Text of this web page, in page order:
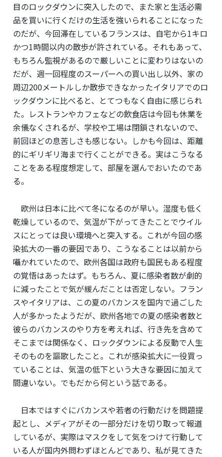
目のロックダウンに突入したので、また家と生活必需
品を買いに行くだけの生活を強いられることになった
のだが、今回滞在しているフランスは、自宅から1キロ
かつ1時間以内の散歩が許されている。それもあって、
もちろん監視があるので厳しいことに変わりはないの
だが、週一回程度のスーパーへの買い出し以外、家の
周辺200メートルしか散歩できなかったイタリアでのロ
ックダウンに比べると、とてつもなく自由に感じられ
た。レストランやカフェなどの飲食店は今回も休業を
余儀なくされるが、学校や工場は閉鎖されないので、
前回ほどの息苦しさも感じない。しかも今回は、距離
的にギリギリ海まで行くことができる。実はこうなる
ことをある程度想定して、部屋を選んでおいたのであ
る。
欧州は日本に比べて冬になるのが早い。湿度も低く
乾燥しているので、気温が下がってきたことでウイル
スにとっては良い環境へと突入する。これが今回の感
染拡大の一番の要因であり、こうなることは以前から
囁かれていたので、欧州各国は政府も国民もある程度
の覚悟はあったはず。もちろん、夏に感染者数が劇的
に減ったことで気が緩んだことは否定しない。フラン
スやイタリアは、この夏のバカンスを国内で過ごした
人が多かったようだが、欧州各地での夏の感染者数と
彼らのバカンスのやり方を考えれば、行き先を含めて
そこまでは関係なく、ロックダウンによる反動で人生
そのものを謳歌したこと。これが感染拡大に一役買っ
ていることは、気温の低下という大きな要因に加えて
間違いない。でもだから何という話である。
日本ではすぐにバカンスや若者の行動だけを問題提
起とし、メディアがその一部分だけを切り取って報道
しているが、実際はマスクをして気をつけて行動して
いる人が国内外問わずほとんどであり、私が見てきた